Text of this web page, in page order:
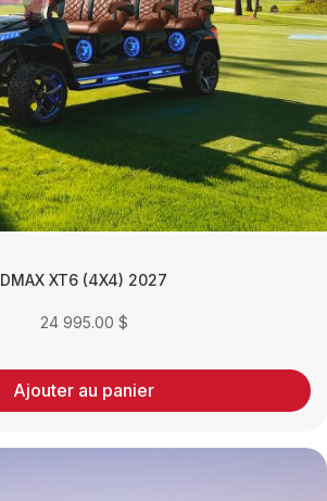
DMAX XT6 (4X4) 2027
24 995.00 $
Ajouter au panier